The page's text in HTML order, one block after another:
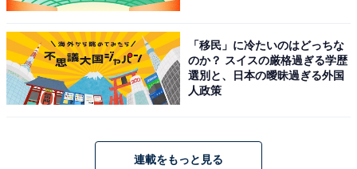
ング！2位「上越（新潟）」を抑えて1位に選ば
「移民」に冷たいのはどっちな
のか？ スイスの厳格過ぎる学歴
選別と、日本の曖昧過ぎる外国
人政策
連載をもっと見る